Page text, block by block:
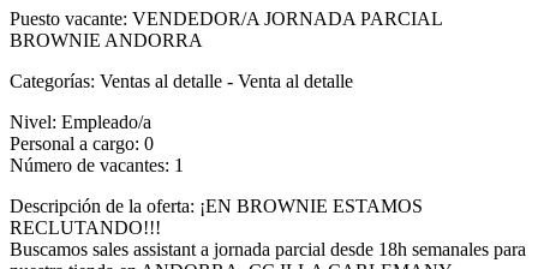
Puesto vacante: VENDEDOR/A JORNADA PARCIAL
BROWNIE ANDORRA
Categorías: Ventas al detalle - Venta al detalle
Nivel: Empleado/a
Personal a cargo: 0
Número de vacantes: 1
Descripción de la oferta: ¡EN BROWNIE ESTAMOS
RECLUTANDO!!!
Buscamos sales assistant a jornada parcial desde 18h semanales para